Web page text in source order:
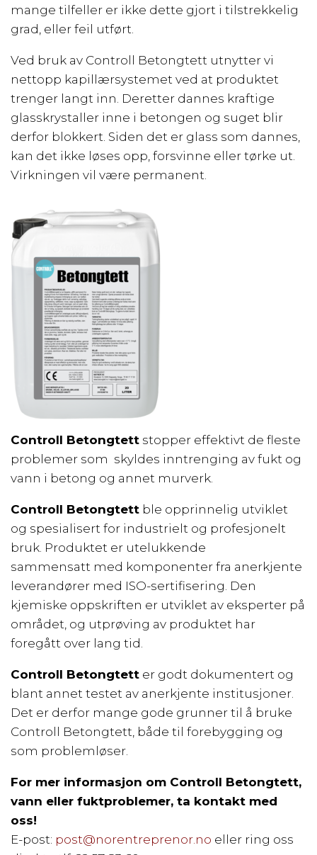
mange tilfeller er ikke dette gjort i tilstrekkelig
grad, eller feil utført.
Ved bruk av Controll Betongtett utnytter vi
nettopp kapillærsystemet ved at produktet
trenger langt inn. Deretter dannes kraftige
glasskrystaller inne i betongen og suget blir
derfor blokkert. Siden det er glass som dannes,
kan det ikke løses opp, forsvinne eller tørke ut.
Virkningen vil være permanent.
Controll Betongtett stopper effektivt de fleste
problemer som skyldes inntrenging av fukt og
vann i betong og annet murverk.
Controll Betongtett ble opprinnelig utviklet
og spesialisert for industrielt og profesjonelt
bruk. Produktet er utelukkende
sammensatt med komponenter fra anerkjente
leverandører med ISO-sertifisering. Den
kjemiske oppskriften er utviklet av eksperter på
området, og utprøving av produktet har
foregått over lang tid.
Controll Betongtett er godt dokumentert og
blant annet testet av anerkjente institusjoner.
Det er derfor mange gode grunner til å bruke
Controll Betongtett, både til forebygging og
som problemløser.
For mer informasjon om Controll Betongtett,
vann eller fuktproblemer, ta kontakt med
oss!
E-post: post@norentreprenor.no eller ring oss